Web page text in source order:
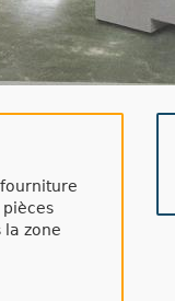
fourniture
la zone